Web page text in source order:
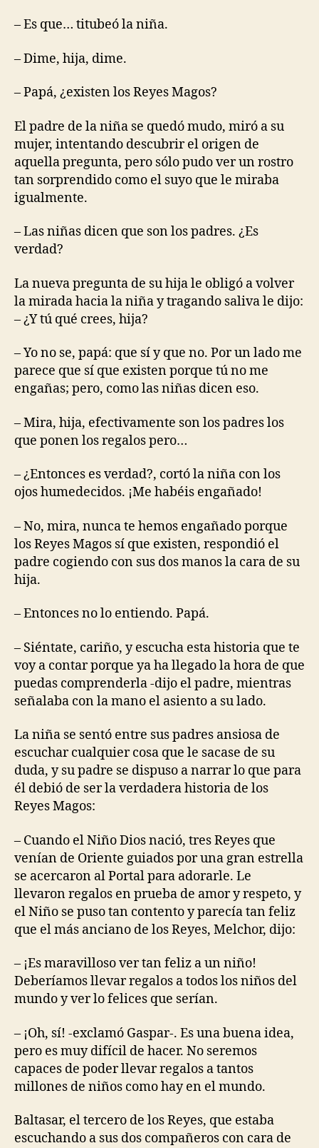
– Es que… titubeó la niña.
– Dime, hija, dime.
– Papá, ¿existen los Reyes Magos?
El padre de la niña se quedó mudo, miró a su
mujer, intentando descubrir el origen de
aquella pregunta, pero sólo pudo ver un rostro
tan sorprendido como el suyo que le miraba
igualmente.
– Las niñas dicen que son los padres. ¿Es
verdad?
La nueva pregunta de su hija le obligó a volver
la mirada hacia la niña y tragando saliva le dijo:
– ¿Y tú qué crees, hija?
– Yo no se, papá: que sí y que no. Por un lado me
parece que sí que existen porque tú no me
engañas; pero, como las niñas dicen eso.
– Mira, hija, efectivamente son los padres los
que ponen los regalos pero…
– ¿Entonces es verdad?, cortó la niña con los
ojos humedecidos. ¡Me habéis engañado!
– No, mira, nunca te hemos engañado porque
los Reyes Magos sí que existen, respondió el
padre cogiendo con sus dos manos la cara de su
hija.
– Entonces no lo entiendo. Papá.
– Siéntate, cariño, y escucha esta historia que te
voy a contar porque ya ha llegado la hora de que
puedas comprenderla -dijo el padre, mientras
señalaba con la mano el asiento a su lado.
La niña se sentó entre sus padres ansiosa de
escuchar cualquier cosa que le sacase de su
duda, y su padre se dispuso a narrar lo que para
él debió de ser la verdadera historia de los
Reyes Magos:
– Cuando el Niño Dios nació, tres Reyes que
venían de Oriente guiados por una gran estrella
se acercaron al Portal para adorarle. Le
llevaron regalos en prueba de amor y respeto, y
el Niño se puso tan contento y parecía tan feliz
que el más anciano de los Reyes, Melchor, dijo:
– ¡Es maravilloso ver tan feliz a un niño!
Deberíamos llevar regalos a todos los niños del
mundo y ver lo felices que serían.
– ¡Oh, sí! -exclamó Gaspar-. Es una buena idea,
pero es muy difícil de hacer. No seremos
capaces de poder llevar regalos a tantos
millones de niños como hay en el mundo.
Baltasar, el tercero de los Reyes, que estaba
escuchando a sus dos compañeros con cara de